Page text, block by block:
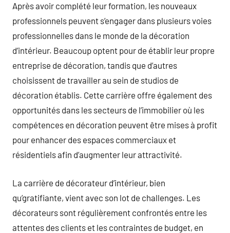
Après avoir complété leur formation, les nouveaux
professionnels peuvent s’engager dans plusieurs voies
professionnelles dans le monde de la décoration
d’intérieur. Beaucoup optent pour de établir leur propre
entreprise de décoration, tandis que d’autres
choisissent de travailler au sein de studios de
décoration établis. Cette carrière offre également des
opportunités dans les secteurs de l’immobilier où les
compétences en décoration peuvent être mises à profit
pour enhancer des espaces commerciaux et
résidentiels afin d’augmenter leur attractivité.
La carrière de décorateur d’intérieur, bien
qu’gratifiante, vient avec son lot de challenges. Les
décorateurs sont régulièrement confrontés entre les
attentes des clients et les contraintes de budget, en